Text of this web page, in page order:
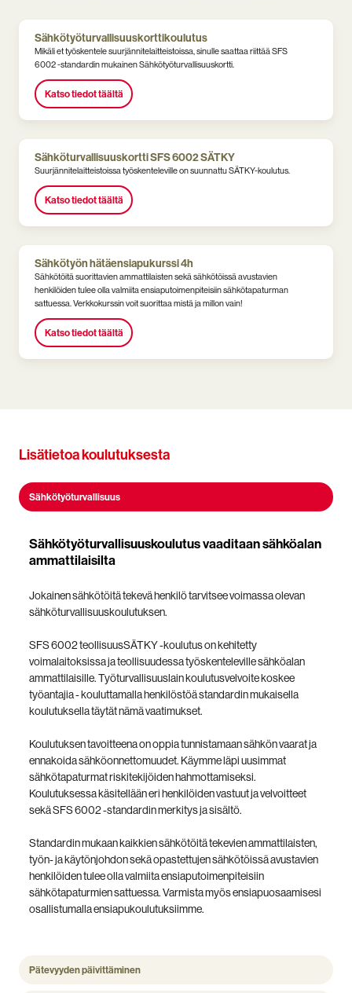
Sähkötyöturvallisuuskorttikoulutus
Mikäli et työskentele suurjännitelaitteistoissa, sinulle saattaa riittää SFS
6002 -standardin mukainen Sähkötyöturvallisuuskortti.
Katso tiedot täältä
Sähköturvallisuuskortti SFS 6002 SÄTKY
Suurjännitelaitteistoissa työskenteleville on suunnattu SÄTKY-koulutus.
Katso tiedot täältä
Sähkötyön hätäensiapukurssi 4h
Sähkötöitä suorittavien ammattilaisten sekä sähkötöissä avustavien
henkilöiden tulee olla valmiita ensiaputoimenpiteisiin sähkötapaturman
sattuessa. Verkkokurssin voit suorittaa mistä ja millon vain!
Katso tiedot täältä
Lisätietoa koulutuksesta
Sähkötyöturvallisuus
Sähkötyöturvallisuuskoulutus vaaditaan sähköalan
ammattilaisilta
Jokainen sähkötöitä tekevä henkilö tarvitsee voimassa olevan
sähköturvallisuuskoulutuksen.
SFS 6002 teollisuusSÄTKY -koulutus on kehitetty
voimalaitoksissa ja teollisuudessa työskenteleville sähköalan
ammattilaisille. Työturvallisuuslain koulutusvelvoite koskee
työantajia - kouluttamalla henkilöstöä standardin mukaisella
koulutuksella täytät nämä vaatimukset.
Koulutuksen tavoitteena on oppia tunnistamaan sähkön vaarat ja
ennakoida sähköonnettomuudet. Käymme läpi uusimmat
sähkötapaturmat riskitekijöiden hahmottamiseksi.
Koulutuksessa käsitellään eri henkilöiden vastuut ja velvoitteet
sekä SFS 6002 -standardin merkitys ja sisältö.
Standardin mukaan kaikkien sähkötöitä tekevien ammattilaisten,
työn- ja käytönjohdon sekä opastettujen sähkötöissä avustavien
henkilöiden tulee olla valmiita ensiaputoimenpiteisiin
sähkötapaturmien sattuessa. Varmista myös ensiapuosaamisesi
osallistumalla ensiapukoulutuksiimme.
Pätevyyden päivittäminen